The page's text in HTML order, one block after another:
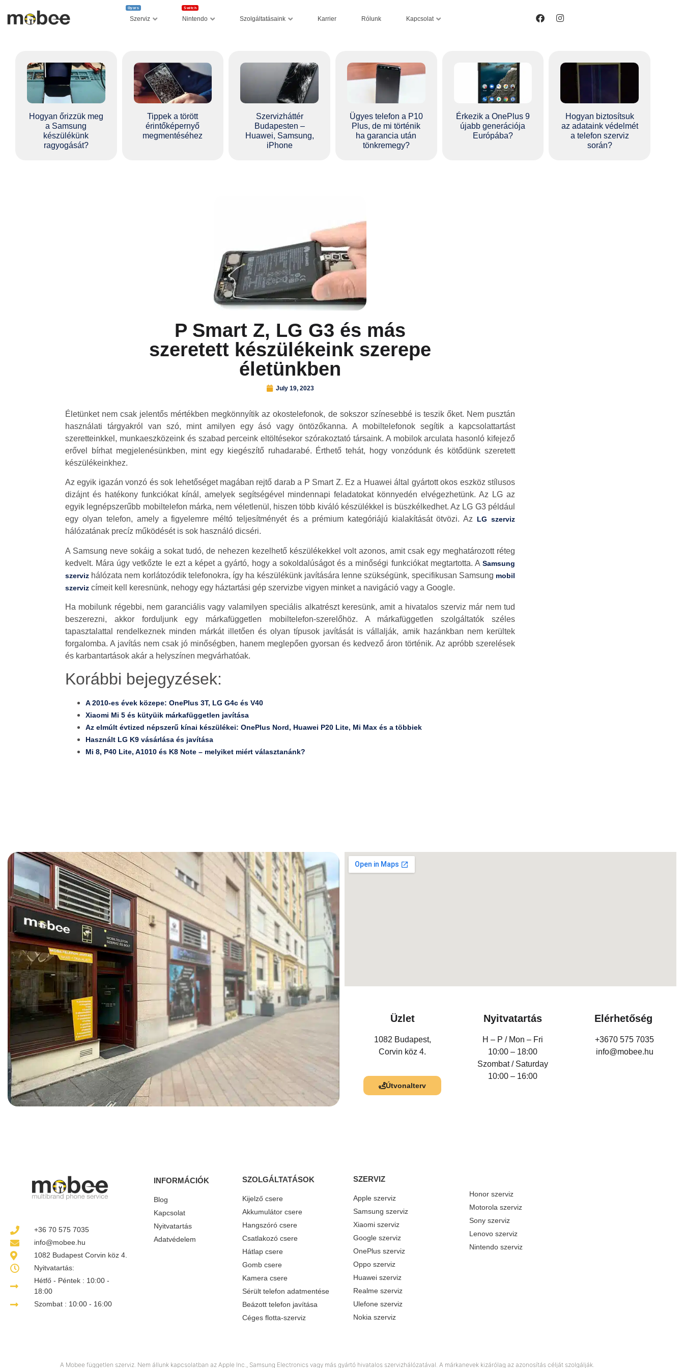
Szerviz
Gyors
Nintendo
Switch
Szolgáltatásaink Karrier Rólunk Kapcsolat
Hogyan őrizzük meg
a Samsung
készülékünk
ragyogását?
Tippek a törött
érintőképernyő
megmentéséhez
Szervizháttér
Budapesten –
Huawei, Samsung,
iPhone
Ügyes telefon a P10
Plus, de mi történik
ha garancia után
tönkremegy?
Érkezik a OnePlus 9
újabb generációja
Európába?
Hogyan biztosítsuk
az adataink védelmét
a telefon szerviz
során?
P Smart Z, LG G3 és más
szeretett készülékeink szerepe
életünkben
July 19, 2023
Életünket nem csak jelentős mértékben megkönnyítik az okostelefonok, de sokszor színesebbé is teszik őket. Nem pusztán
használati tárgyakról van szó, mint amilyen egy ásó vagy öntözőkanna. A mobiltelefonok segítik a kapcsolattartást
szeretteinkkel, munkaeszközeink és szabad perceink eltöltésekor szórakoztató társaink. A mobilok arculata hasonló kifejező
erővel bírhat megjelenésünkben, mint egy kiegészítő ruhadarabé. Érthető tehát, hogy vonzódunk és kötődünk szeretett
készülékeinkhez.
Az egyik igazán vonzó és sok lehetőséget magában rejtő darab a P Smart Z. Ez a Huawei által gyártott okos eszköz stílusos
dizájnt és hatékony funkciókat kínál, amelyek segítségével mindennapi feladatokat könnyedén elvégezhetünk. Az LG az
egyik legnépszerűbb mobiltelefon márka, nem véletlenül, hiszen több kiváló készülékkel is büszkélkedhet. Az LG G3 például
egy olyan telefon, amely a figyelemre méltó teljesítményét és a prémium kategóriájú kialakítását ötvözi. Az LG szerviz
hálózatának precíz működését is sok használó dicséri.
A Samsung neve sokáig a sokat tudó, de nehezen kezelhető készülékekkel volt azonos, amit csak egy meghatározott réteg
kedvelt. Mára úgy vetkőzte le ezt a képet a gyártó, hogy a sokoldalúságot és a minőségi funkciókat megtartotta. A Samsung
szerviz hálózata nem korlátozódik telefonokra, így ha készülékünk javítására lenne szükségünk, specifikusan Samsung mobil
szerviz címeit kell keresnünk, nehogy egy háztartási gép szervizbe vigyen minket a navigáció vagy a Google.
Ha mobilunk régebbi, nem garanciális vagy valamilyen speciális alkatrészt keresünk, amit a hivatalos szerviz már nem tud
beszerezni, akkor forduljunk egy márkafüggetlen mobiltelefon-szerelőhöz. A márkafüggetlen szolgáltatók széles
tapasztalattal rendelkeznek minden márkát illetően és olyan típusok javítását is vállalják, amik hazánkban nem kerültek
forgalomba. A javítás nem csak jó minőségben, hanem meglepően gyorsan és kedvező áron történik. Az apróbb szerelések
és karbantartások akár a helyszínen megvárhatóak.
Korábbi bejegyzések:
A 2010-es évek közepe: OnePlus 3T, LG G4c és V40
Xiaomi Mi 5 és kütyüik márkafüggetlen javítása
Az elmúlt évtized népszerű kínai készülékei: OnePlus Nord, Huawei P20 Lite, Mi Max és a többiek
Használt LG K9 vásárlása és javítása
Mi 8, P40 Lite, A1010 és K8 Note – melyiket miért választanánk?
Üzlet
1082 Budapest,
Corvin köz 4.
Útvonalterv
Nyitvatartás
H – P / Mon – Fri
10:00 – 18:00
Szombat / Saturday
10:00 – 16:00
Elérhetőség
+3670 575 7035
info@mobee.hu
+36 70 575 7035
info@mobee.hu
1082 Budapest Corvin köz 4.
Nyitvatartás:
Hétfő - Péntek : 10:00 -
18:00
Szombat : 10:00 - 16:00
INFORMÁCIÓK
Blog
Kapcsolat
Nyitvatartás
Adatvédelem
SZOLGÁLTATÁSOK
Kijelző csere
Akkumulátor csere
Hangszóró csere
Csatlakozó csere
Hátlap csere
Gomb csere
Kamera csere
Sérült telefon adatmentése
Beázott telefon javítása
Céges flotta-szerviz
SZERVIZ
Apple szerviz
Samsung szerviz
Xiaomi szerviz
Google szerviz
OnePlus szerviz
Oppo szerviz
Huawei szerviz
Realme szerviz
Ulefone szerviz
Nokia szerviz
Honor szerviz
Motorola szerviz
Sony szerviz
Lenovo szerviz
Nintendo szerviz
A Mobee független szerviz. Nem állunk kapcsolatban az Apple Inc., Samsung Electronics vagy más gyártó hivatalos szervizhálózatával. A márkanevek kizárólag az azonosítás célját szolgálják.